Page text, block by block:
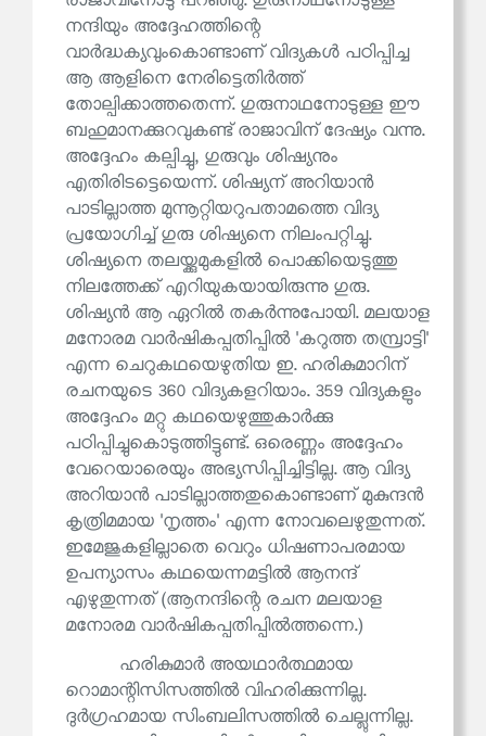
നന്ദിയും അദ്ദേഹത്തിന്റെ
വാർദ്ധക്യവുംകൊണ്ടാണ് വിദ്യകൾ പഠിപ്പിച്ച
ആ ആളിനെ നേരിട്ടെതിർത്ത്
തോല്പിക്കാത്തതെന്ന്. ഗുരുനാഥനോടുള്ള ഈ
ബഹുമാനക്കുറവുകണ്ട് രാജാവിന് ദേഷ്യം വന്നു.
അദ്ദേഹം കല്പിച്ചു, ഗുരുവും ശിഷ്യനും
എതിരിടട്ടെയെന്ന്. ശിഷ്യന് അറിയാൻ
പാടില്ലാത്ത മുന്നൂറ്റിയറുപതാമത്തെ വിദ്യ
പ്രയോഗിച്ച് ഗുരു ശിഷ്യനെ നിലംപറ്റിച്ചു.
ശിഷ്യനെ തലയ്ക്കുമുകളിൽ പൊക്കിയെടുത്തു
നിലത്തേക്ക് എറിയുകയായിരുന്നു ഗുരു.
ശിഷ്യൻ ആ ഏറിൽ തകർന്നുപോയി. മലയാള
മനോരമ വാർഷികപ്പതിപ്പിൽ 'കറുത്ത തമ്പ്രാട്ടി'
എന്ന ചെറുകഥയെഴുതിയ ഇ. ഹരികുമാറിന്
രചനയുടെ 360 വിദ്യകളറിയാം. 359 വിദ്യകളും
അദ്ദേഹം മറ്റു കഥയെഴുത്തുകാർക്കു
പഠിപ്പിച്ചുകൊടുത്തിട്ടുണ്ട്. ഒരെണ്ണം അദ്ദേഹം
വേറെയാരെയും അഭ്യസിപ്പിച്ചിട്ടില്ല. ആ വിദ്യ
അറിയാൻ പാടില്ലാത്തതുകൊണ്ടാണ് മുകുന്ദൻ
കൃത്രിമമായ 'നൃത്തം' എന്ന നോവലെഴുതുന്നത്.
ഇമേജുകളില്ലാതെ വെറും ധിഷണാപരമായ
ഉപന്യാസം കഥയെന്നമട്ടിൽ ആനന്ദ്
എഴുതുന്നത് (ആനന്ദിന്റെ രചന മലയാള
മനോരമ വാർഷികപ്പതിപ്പിൽത്തന്നെ.)
ഹരികുമാർ അയഥാർത്ഥമായ
റൊമാന്റിസിസത്തിൽ വിഹരിക്കുന്നില്ല.
ദുർഗ്രഹമായ സിംബലിസത്തിൽ ചെല്ലുന്നില്ല.